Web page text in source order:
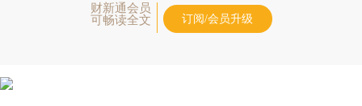
财新通会员
可畅读全文
订阅/会员升级